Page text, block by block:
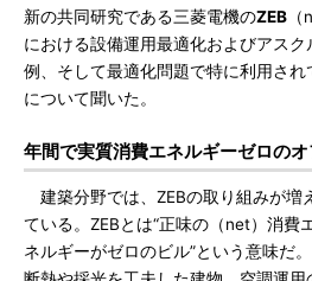
新の共同研究である三菱電機のZEB
における設備運用最適化およびアス
例、そして最適化問題で特に利用さ
について聞いた。
年間で実質消費エネルギーゼロの
建築分野では、ZEBの取り組みが増
ている。ZEBとは“正味の（net）消費
ネルギーがゼロのビル”という意味だ。